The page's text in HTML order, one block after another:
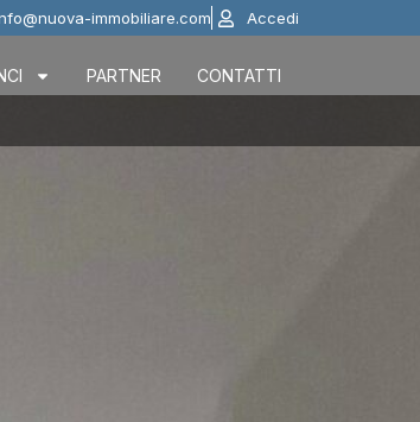
immobiliare.com Accedi
PARTNER CONTATTI